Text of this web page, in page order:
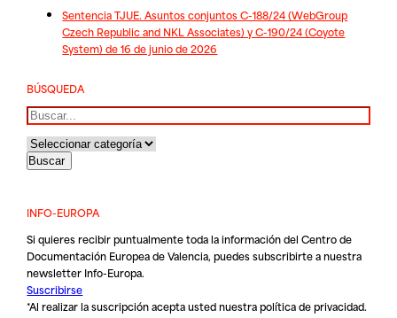
Sentencia TJUE. Asuntos conjuntos C-188/24 (WebGroup
Czech Republic and NKL Associates) y C-190/24 (Coyote
System) de 16 de junio de 2026
BÚSQUEDA
Buscar
INFO-EUROPA
Si quieres recibir puntualmente toda la información del Centro de
Documentación Europea de Valencia, puedes subscribirte a nuestra
newsletter Info-Europa.
Suscribirse
*Al realizar la suscripción acepta usted nuestrapolítica de privacidad.